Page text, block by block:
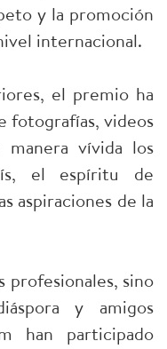
y la promoción
internacional.
el premio ha
fotografías, videos
vívida los
el espíritu de
aspiraciones de la
profesionales, sino
y amigos
han participado